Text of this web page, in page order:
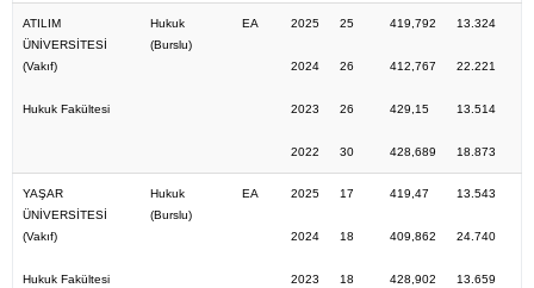
ATILIM
ÜNİVERSİTESİ
(Vakıf)
Hukuk Fakültesi
Hukuk
(Burslu)
EA 2025
2024
2023
2022
25
26
26
30
419,792
412,767
429,15
428,689
13.324
22.221
13.514
18.873
YAŞAR
ÜNİVERSİTESİ
(Vakıf)
Hukuk Fakültesi
Hukuk
(Burslu)
EA 2025
2024
2023
17
18
18
419,47
409,862
428,902
13.543
24.740
13.659